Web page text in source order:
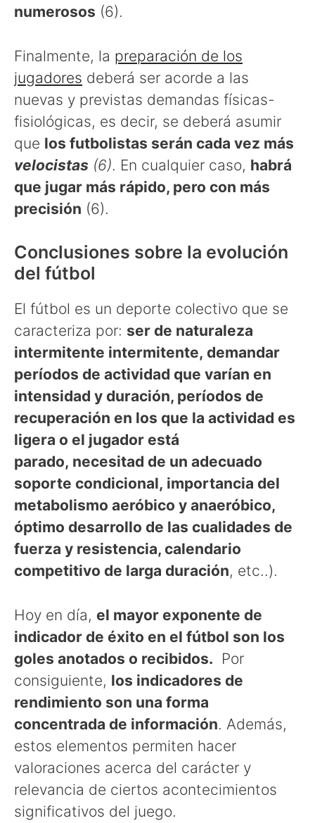
numerosos (6).
Finalmente, la preparación de los
jugadores deberá ser acorde a las
nuevas y previstas demandas físicas-
fisiológicas, es decir, se deberá asumir
que los futbolistas serán cada vez más
velocistas (6). En cualquier caso, habrá
que jugar más rápido, pero con más
precisión (6).
Conclusiones sobre la evolución
del fútbol
El fútbol es un deporte colectivo que se
caracteriza por: ser de naturaleza
intermitente intermitente, demandar
períodos de actividad que varían en
intensidad y duración, períodos de
recuperación en los que la actividad es
ligera o el jugador está
parado, necesitad de un adecuado
soporte condicional, importancia del
metabolismo aeróbico y anaeróbico,
óptimo desarrollo de las cualidades de
fuerza y resistencia, calendario
competitivo de larga duración, etc..).
Hoy en día, el mayor exponente de
indicador de éxito en el fútbol son los
goles anotados o recibidos. Por
consiguiente, los indicadores de
rendimiento son una forma
concentrada de información. Además,
estos elementos permiten hacer
valoraciones acerca del carácter y
relevancia de ciertos acontecimientos
significativos del juego.